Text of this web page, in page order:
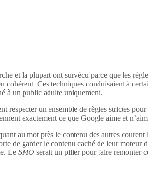
et la plupart ont survécu parce que les
Ces techniques conduisaient à
à un public adulte uniquement.
respecter un ensemble de règles strictes
exactement ce que Google aime et
au mot près le contenu des autres
de garder le contenu caché de leur moteur
Le SMO serait un pilier pour faire remonter